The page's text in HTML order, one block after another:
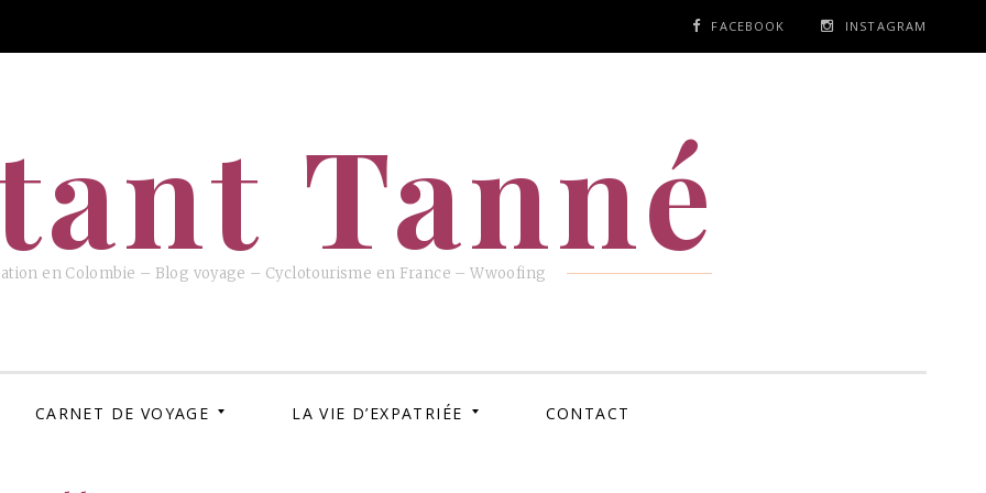
FACEBOOK INSTAGRAM
Tanné
en Colombie – Blog voyage – Cyclotourisme en France – Wwoofing
CARNET DE VOYAGE LA VIE D’EXPATRIÉE CONTACT